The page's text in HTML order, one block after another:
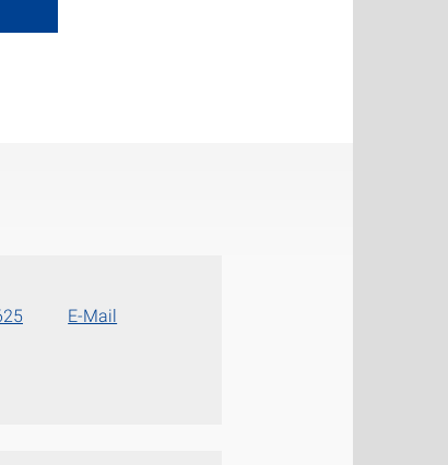
E-Mail